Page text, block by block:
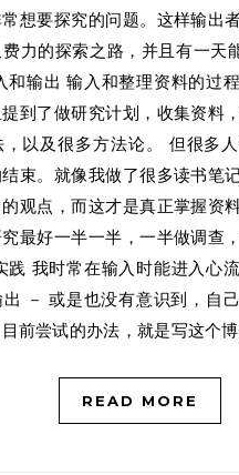
想要探究的问题。这样输出
力的探索之路，并且有一天
和输出 输入和整理资料的过
到了做研究计划，收集资料
以及很多方法论。 但很多
束。就像我做了很多读书笔
观点，而这才是真正掌握资
最好一半一半，一半做调查
践 我时常在输入时能进入心
－ 或是也没有意识到，自
前尝试的办法，就是写这个
READ MORE